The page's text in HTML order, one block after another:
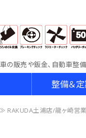
販売や鈑金､自動車整
整備＆
≫ RAKUDA土浦店/龍ヶ崎営